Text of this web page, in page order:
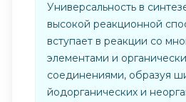
Универсальность в
высокой реакционной
вступает в реакции со
элементами и
соединениями, образуя
йодорганических и